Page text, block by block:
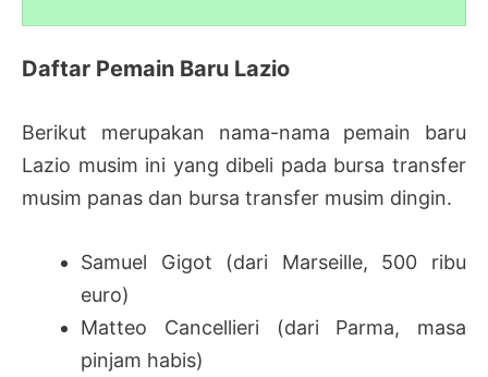
Daftar Pemain Baru Lazio
Berikut merupakan nama-nama pemain baru
Lazio musim ini yang dibeli pada bursa transfer
musim panas dan bursa transfer musim dingin.
Samuel Gigot (dari Marseille, 500 ribu
euro)
Matteo Cancellieri (dari Parma, masa
pinjam habis)